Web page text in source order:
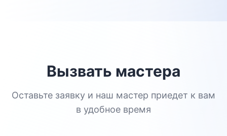
Вызвать мастера
Оставьте заявку и наш мастер приедет к вам
в удобное время